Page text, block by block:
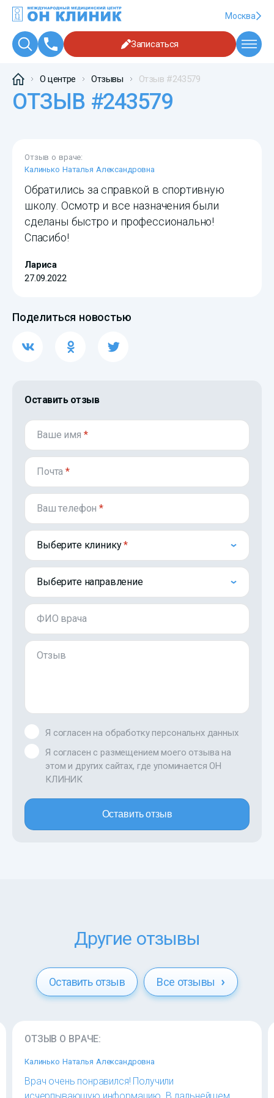
Москва
Записаться
О центре Отзывы Отзыв #243579
ОТЗЫВ #243579
Отзыв о враче:
Калинько Наталья Александровна
Обратились за справкой в спортивную
школу. Осмотр и все назначения были
сделаны быстро и профессионально!
Спасибо!
Лариса
27.09.2022
Поделиться новостью
Оставить отзыв
Ваше имя *
Почта*
Ваш телефон*
Выберите клинику
Выберите направление
ФИО врача
Отзыв
Я согласен на обработку персональнх данных
Я согласен с размещением моего отзыва на
этом и других сайтах, где упоминается ОН
КЛИНИК
Оставить отзыв
Другие отзывы
Оставить отзыв Все отзывы
ОТЗЫВ О ВРАЧЕ:
Калинько Наталья Александровна
Врач очень понравился! Получили